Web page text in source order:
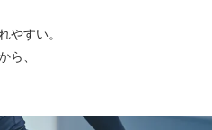
やすい。
ら、